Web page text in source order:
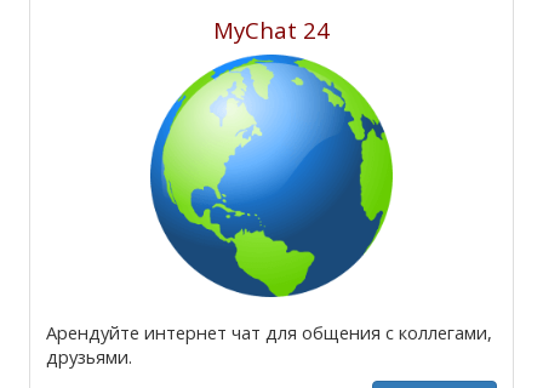
MyChat 24
Арендуйте интернет чат для общения с коллегами,
друзьями.